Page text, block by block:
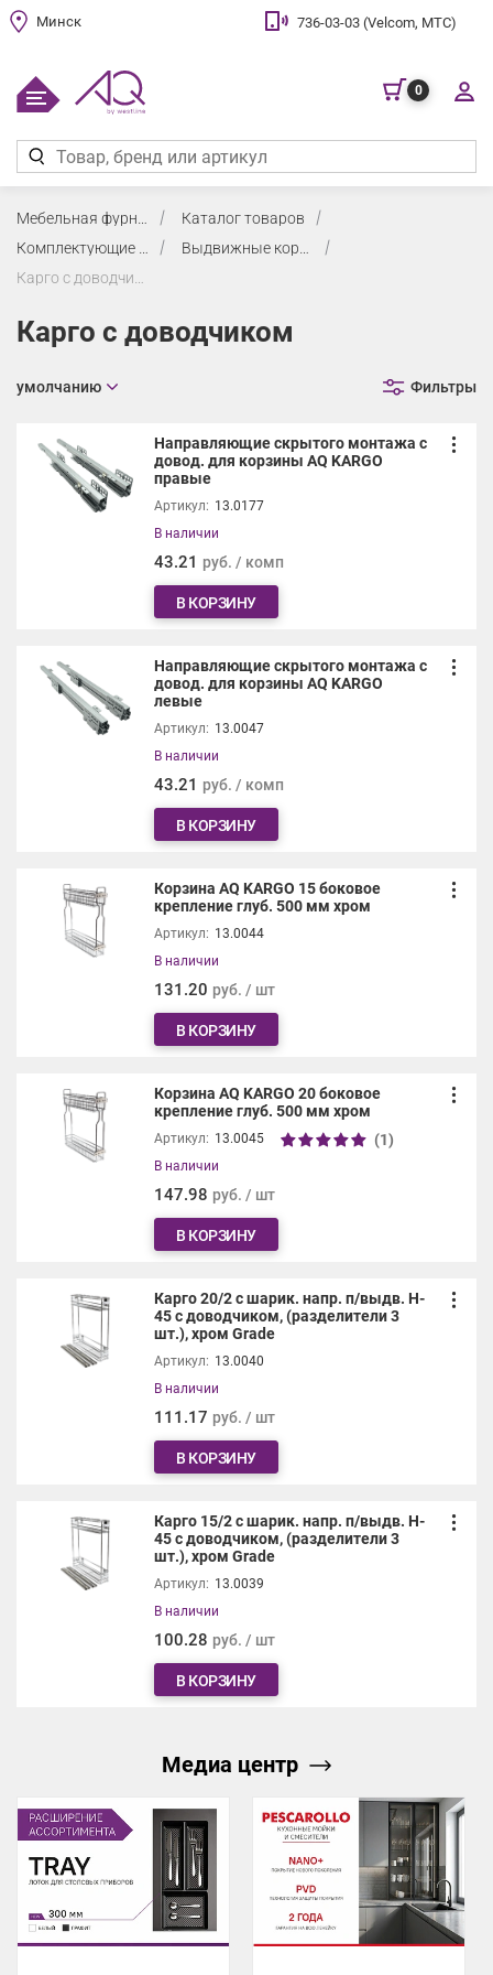
Минск 736-03-03 (Velcom, МТС)
0
Каталог товаров
Комплектующие для кухни
Выдвижные корзины (высокие, в нижнюю и верхнюю базу)
Карго с доводчиком
умолчанию Фильтры
Направляющие скрытого монтажа с
довод. для корзины AQ KARGO
правые
Артикул: 13.0177
В наличии
43.21 руб. / комп
В КОРЗИНУ
Направляющие скрытого монтажа с
довод. для корзины AQ KARGO
левые
Артикул: 13.0047
В наличии
43.21 руб. / комп
В КОРЗИНУ
Корзина AQ KARGO 15 боковое
крепление глуб. 500 мм хром
Артикул: 13.0044
В наличии
131.20 руб. / шт
В КОРЗИНУ
Корзина AQ KARGO 20 боковое
крепление глуб. 500 мм хром
Артикул: 13.0045 (1)
В наличии
147.98 руб. / шт
В КОРЗИНУ
Карго 20/2 с шарик. напр. п/выдв. H-
45 с доводчиком, (разделители 3
шт.), хром Grade
Артикул: 13.0040
В наличии
111.17 руб. / шт
В КОРЗИНУ
Карго 15/2 с шарик. напр. п/выдв. H-
45 с доводчиком, (разделители 3
шт.), хром Grade
Артикул: 13.0039
В наличии
100.28 руб. / шт
В КОРЗИНУ
Медиа центр